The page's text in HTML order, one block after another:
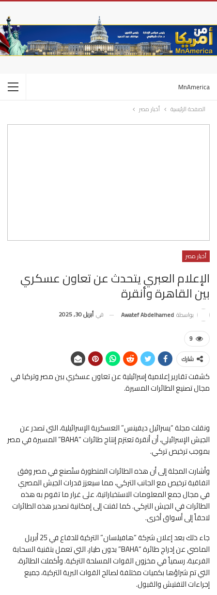
MnAmerica
الصفحة الرئيسية أخبار مصر
أخبار مصر
الإعلام العبري يتحدث عن تعاون عسكري
بين القاهرة وأنقرة
بواسطة Awatef Abdelhamed في أبريل 30, 2025
9
شارك
كشفت تقارير إعلامية إسرائيلية عن تعاون عسكري بين مصر وتركيا في
مجال تصنيع الطائرات المسيرة.
ونقلت مجلة “يسرائيل ديفينس” العسكرية الإسرائيلية، التي تصدر عن
الجيش الإسرائيلي، أن أنقرة تعتزم إنتاج طائرات “BAHA” المسيرة في مصر
بموجب ترخيص تركي.
وأشارت المجلة إلى أن هذه الطائرات المتطورة ستُصنع في مصر وفق
اتفاقية ترخيص مع الجانب التركي، مما سيعزز قدرات الجيش المصري
في مجال جمع المعلومات الاستخباراتية، على غرار ما تقوم به هذه
الطائرات في الجيش التركي. كما لفتت إلى إمكانية تصدير هذه الطائرات
لاحقاً إلى أسواق أخرى.
جاء ذلك بعد إعلان شركة “هافيلسان” التركية للدفاع في 25 أبريل
الماضي عن إدراج طائرة “BAHA” بدون طيار، التي تعمل بتقنية السحابة
الفرعية، رسمياً في مخزون القوات المسلحة التركية. وأكملت الطائرة،
التي تم شراؤها بكميات مختلفة لصالح القوات البرية التركية، جميع
إجراءات التفتيش والقبول.